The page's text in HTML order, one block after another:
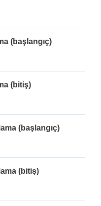
(başlangıç)
(bitiş)
(başlangıç)
(bitiş)